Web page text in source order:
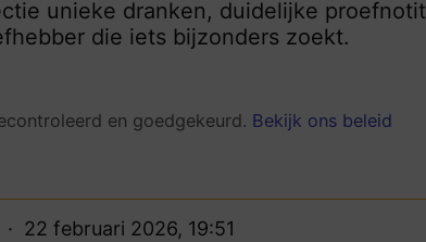
unieke dranken, duidelijke
die iets bijzonders zoekt.
en goedgekeurd. Bekijk ons beleid
22 februari 2026, 19:51